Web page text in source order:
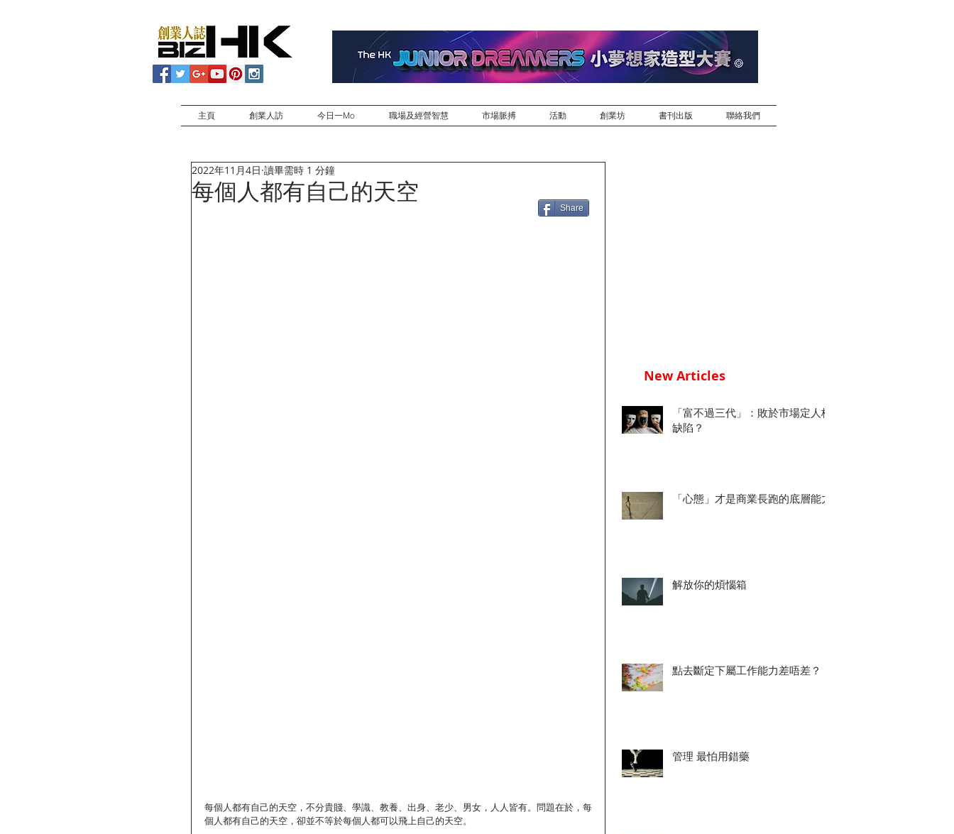
主頁 創業人訪 今日一Mo 職場及經營智慧 市場脈搏 活動 創業坊 書刊出版 聯絡我們
每個人都有自己的天空
2022年11月4日 讀畢需時 1 分鐘
每個人都有自己的天空，不分貴賤、學識、教養、出身、老少、男女，人人皆有。問題在於，每
個人都有自己的天空，卻並不等於每個人都可以飛上自己的天空。
Share
New Articles
「富不過三代」：敗於市場定人格
缺陷？
「心態」才是商業長跑的底層能力
解放你的煩惱箱
點去斷定下屬工作能力差唔差？
管理 最怕用錯藥